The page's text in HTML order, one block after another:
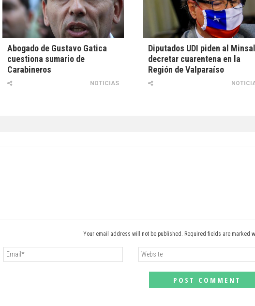
Abogado de Gustavo Gatica
cuestiona sumario de
Carabineros
NOTICIAS
Diputados UDI piden al Minsal
decretar cuarentena en la
Región de Valparaíso
Your email address will not be published. Required fields are marked